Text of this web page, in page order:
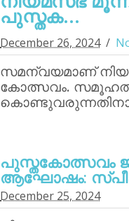
പുസ്തക...
December 26, 2024
സമന്വയമാണ്
കോത്സവം.
പുസ്തകോത്സവം
ആഘോഷം:
December 25, 2024